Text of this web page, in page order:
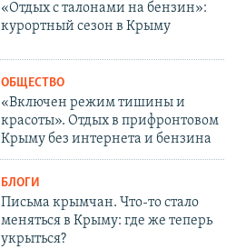
«Отдых с талонами на бензин»:
курортный сезон в Крыму
ОБЩЕСТВО
«Включен режим тишины и
красоты». Отдых в прифронтовом
Крыму без интернета и бензина
БЛОГИ
Письма крымчан. Что-то стало
меняться в Крыму: где же теперь
укрыться?